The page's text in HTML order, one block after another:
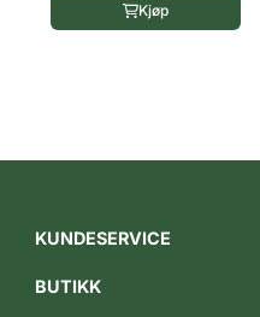
Kjøp
KUNDESERVICE
Tlf. 620 00 849
BUTIKK